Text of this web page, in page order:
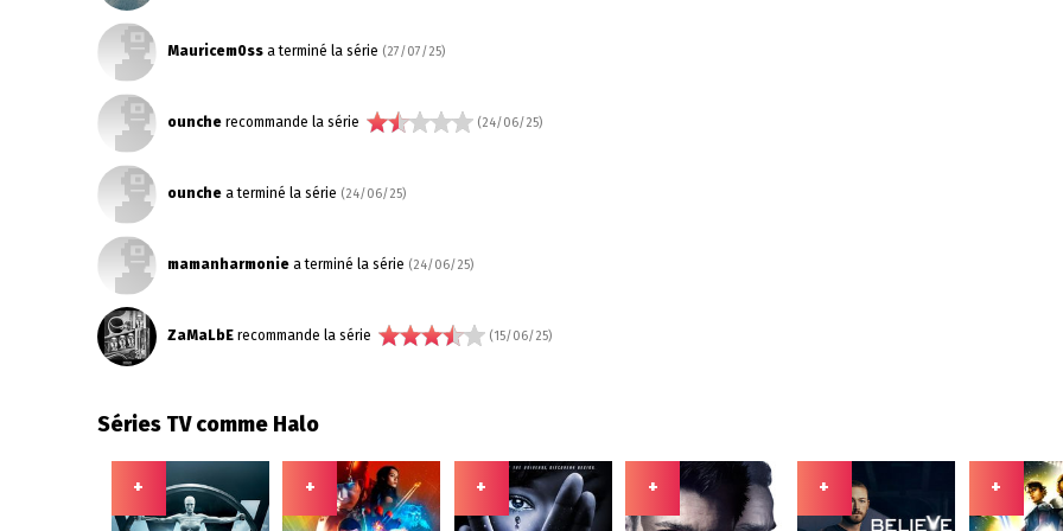
Mauricem0ss a terminé la série (27/07/25)
ounche recommande la série (24/06/25)
ounche a terminé la série (24/06/25)
mamanharmonie a terminé la série (24/06/25)
ZaMaLbE recommande la série (15/06/25)
Séries TV comme Halo
+ + + + + +